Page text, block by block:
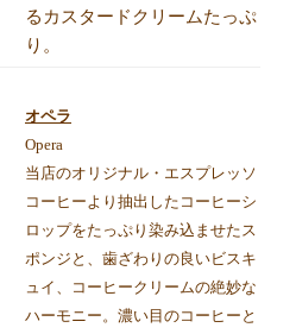
るカスタードクリームたっぷ
り。
オペラ
Opera
当店のオリジナル・エスプレッソ
コーヒーより抽出したコーヒーシ
ロップをたっぷり染み込ませたス
ポンジと、歯ざわりの良いビスキ
ュイ、コーヒークリームの絶妙な
ハーモニー。濃い目のコーヒーと